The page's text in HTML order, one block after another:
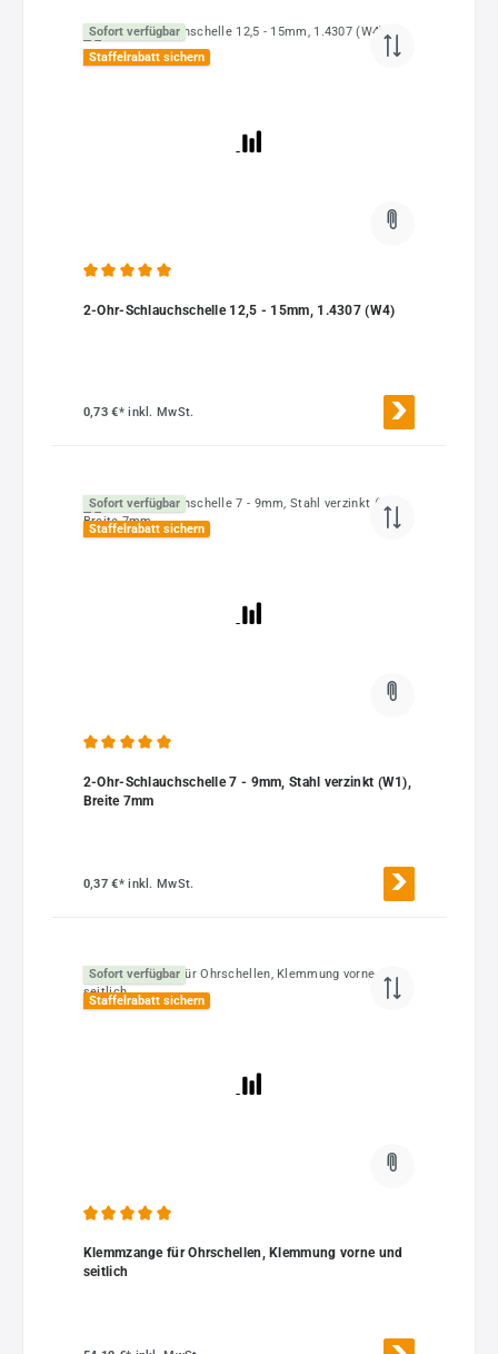
Sofort verfügbar
Staffelrabatt sichern
2-Ohr-Schlauchschelle 12,5 - 15mm, 1.4307 (W4)
0,73 €*inkl. MwSt.
Sofort verfügbar
Staffelrabatt sichern
2-Ohr-Schlauchschelle 7 - 9mm, Stahl verzinkt (W1),
Breite 7mm
0,37 €*inkl. MwSt.
Sofort verfügbar
Staffelrabatt sichern
Klemmzange für Ohrschellen, Klemmung vorne und
seitlich